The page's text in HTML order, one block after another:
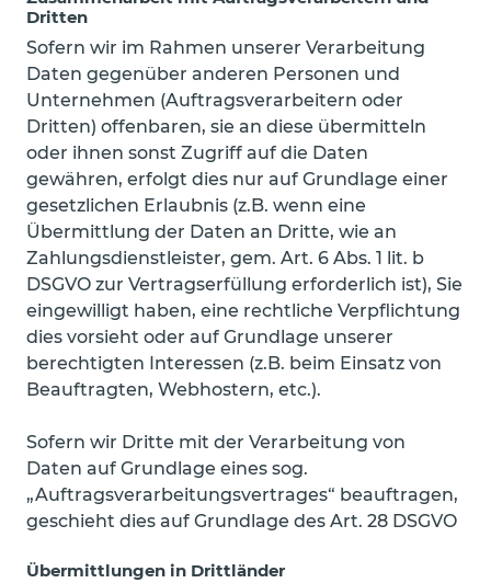
Dritten
Sofern wir im Rahmen unserer Verarbeitung
Daten gegenüber anderen Personen und
Unternehmen (Auftragsverarbeitern oder
Dritten) offenbaren, sie an diese übermitteln
oder ihnen sonst Zugriff auf die Daten
gewähren, erfolgt dies nur auf Grundlage einer
gesetzlichen Erlaubnis (z.B. wenn eine
Übermittlung der Daten an Dritte, wie an
Zahlungsdienstleister, gem. Art. 6 Abs. 1 lit. b
DSGVO zur Vertragserfüllung erforderlich ist), Sie
eingewilligt haben, eine rechtliche Verpflichtung
dies vorsieht oder auf Grundlage unserer
berechtigten Interessen (z.B. beim Einsatz von
Beauftragten, Webhostern, etc.).
Sofern wir Dritte mit der Verarbeitung von
Daten auf Grundlage eines sog.
„Auftragsverarbeitungsvertrages“ beauftragen,
geschieht dies auf Grundlage des Art. 28 DSGVO
Übermittlungen in Drittländer